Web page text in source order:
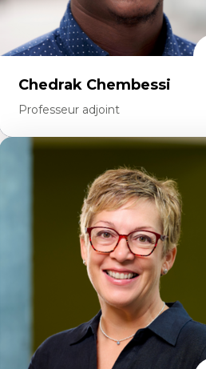
Chedrak Chembessi
Professeur adjoint
Économie circulaire
Modèles d’affaires durables
Histoire des faits économiques
Gestion durable des ressources
Écologie industrielle
Aménagement durable du territoire
Développement régional
Coopératives
Télétravail en milieu rural francophone
Transition socio-écologique